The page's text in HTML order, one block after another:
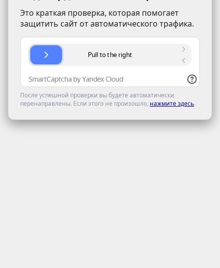
Это краткая проверка, которая помогает
защитить сайт от автоматического трафика.
После успешной проверки вы будете автоматически
перенаправлены. Если этого не произошло, нажмите здесь.